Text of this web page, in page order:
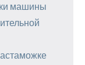
машины